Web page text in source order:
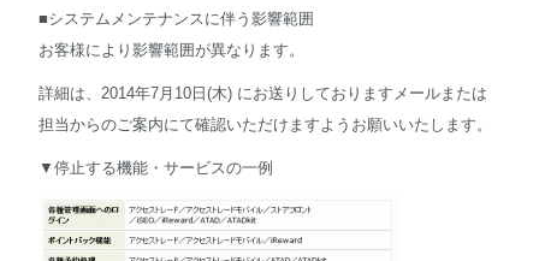
■システムメンテナンスに伴う影響範囲
お客様により影響範囲が異なります。
詳細は、2014年7月10日(木) にお送りしておりますメールまたは
担当からのご案内にて確認いただけますようお願いいたします。
▼停止する機能・サービスの一例